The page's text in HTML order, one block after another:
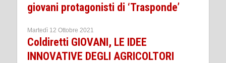
giovani protagonisti di ‘Trasponde’
Martedì 12 Ottobre 2021
Coldiretti GIOVANI, LE IDEE
INNOVATIVE DEGLI AGRICOLTORI